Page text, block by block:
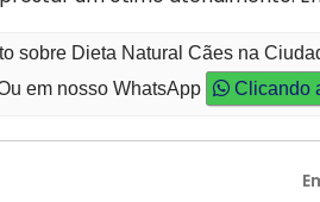
sobre Dieta Natural Cães na
em nosso WhatsApp Clicando